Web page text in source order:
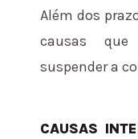
Além dos
causas
suspender a
CAUSAS